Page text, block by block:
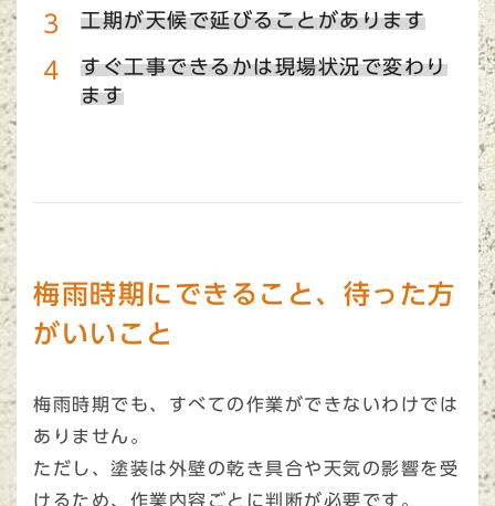
工期が天候で延びることがあります
すぐ工事できるかは現場状況で変わり
ます
梅雨時期にできること、待った方
がいいこと
梅雨時期でも、すべての作業ができないわけでは
ありません。
ただし、塗装は外壁の乾き具合や天気の影響を受
けるため、作業内容ごとに判断が必要です。